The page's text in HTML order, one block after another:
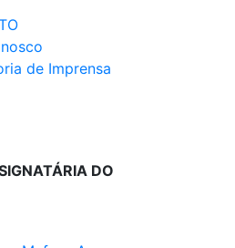
de Imprensa
DO